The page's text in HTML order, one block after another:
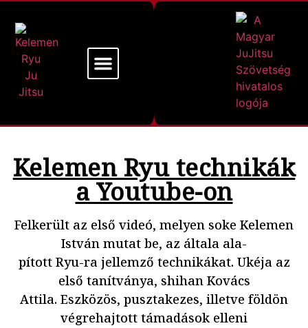
Kelemen Ryu technikák
a Youtube-on
Felkerült az első videó, melyen soke Kelemen
István mutat be, az általa ala-
pított Ryu-ra jellemző technikákat. Ukéja az
első tanítványa, shihan Kovács
Attila. Eszközös, pusztakezes, illetve földön
végrehajtott támadások elleni